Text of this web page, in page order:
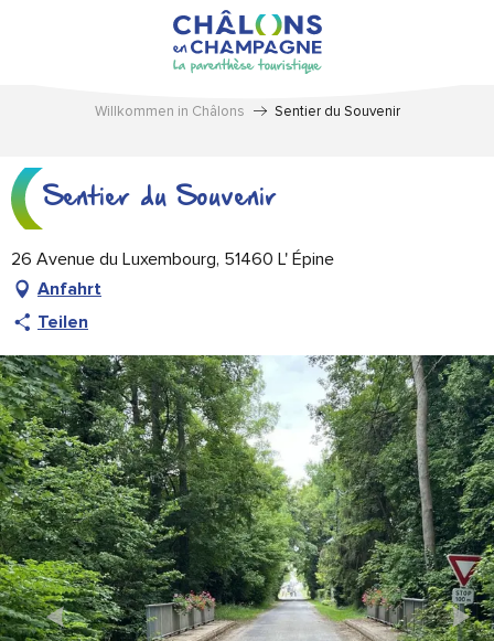
Willkommen in Châlons Sentier du Souvenir
Sentier du Souvenir
26 Avenue du Luxembourg, 51460 L' Épine
Anfahrt
Teilen